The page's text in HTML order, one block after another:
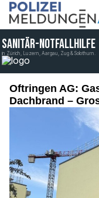
Oftringen AG:
Dachbrand –